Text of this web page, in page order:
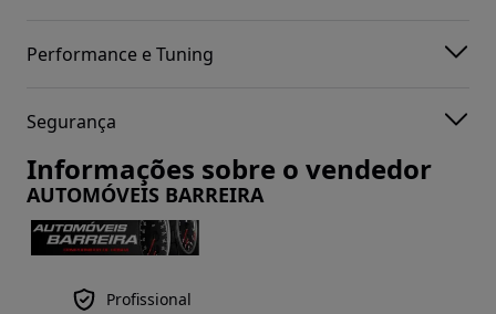
Performance e Tuning
Segurança
Informações sobre o vendedor
AUTOMÓVEIS BARREIRA
Profissional